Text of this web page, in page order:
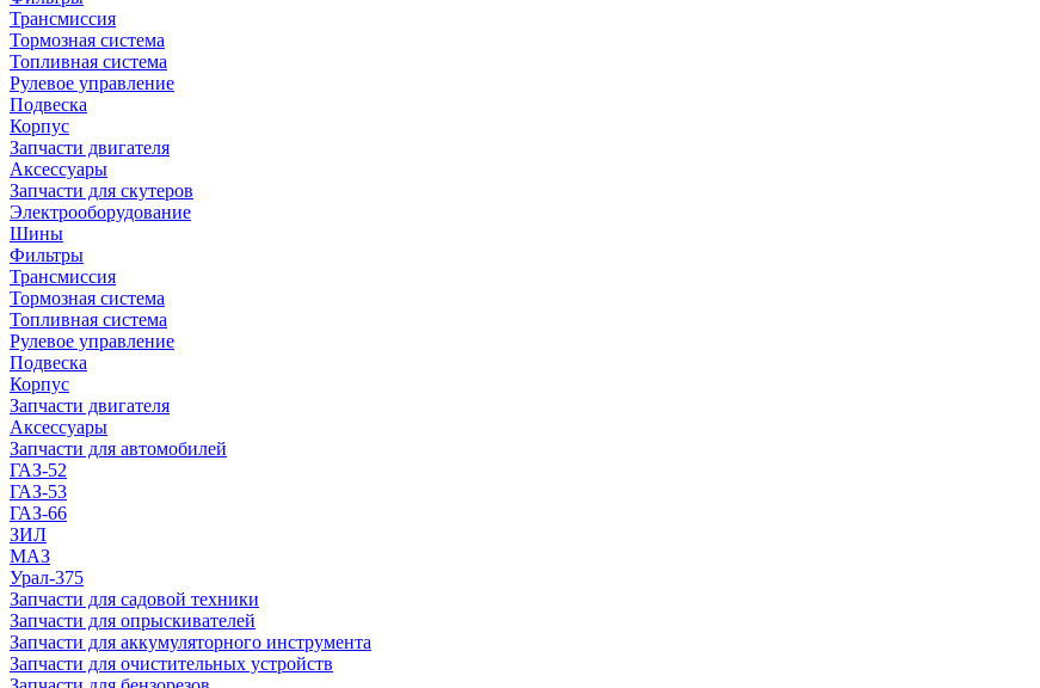
Трансмиссия
Тормозная система
Топливная система
Рулевое управление
Подвеска
Корпус
Запчасти двигателя
Аксессуары
Запчасти для скутеров
Электрооборудование
Шины
Фильтры
Трансмиссия
Тормозная система
Топливная система
Рулевое управление
Подвеска
Корпус
Запчасти двигателя
Аксессуары
Запчасти для автомобилей
ГАЗ-52
ГАЗ-53
ГАЗ-66
ЗИЛ
МАЗ
Урал-375
Запчасти для садовой техники
Запчасти для опрыскивателей
Запчасти для аккумуляторного инструмента
Запчасти для очистительных устройств